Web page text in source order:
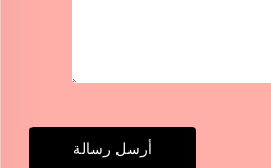
أرسل رسالة